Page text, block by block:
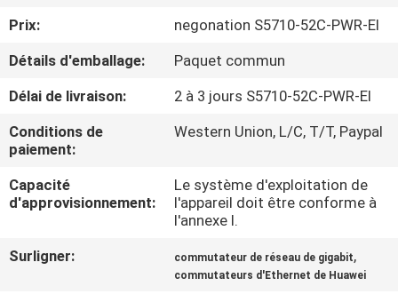
L'USINE
CONTRÔLE
LA
QUALITÉ
CONTACTER
Prix:
negonation S5710-52C-PWR-EI
Détails d'emballage:
Paquet commun
Délai de livraison:
2 à 3 jours S5710-52C-PWR-EI
Conditions de
paiement:
Western Union, L/C, T/T, Paypal
Capacité
d'approvisionnement:
Le système d'exploitation de
l'appareil doit être conforme à
l'annexe I.
Surligner:
commutateur de réseau de gigabit,
commutateurs d'Ethernet de Huawei